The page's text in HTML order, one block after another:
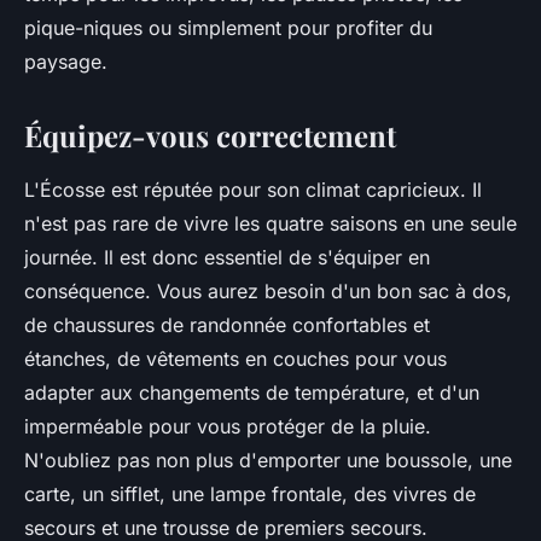
pique-niques ou simplement pour profiter du
paysage.
Équipez-vous correctement
L'Écosse est réputée pour son climat capricieux. Il
n'est pas rare de vivre les quatre saisons en une seule
journée. Il est donc essentiel de s'équiper en
conséquence. Vous aurez besoin d'un bon sac à dos,
de chaussures de randonnée confortables et
étanches, de vêtements en couches pour vous
adapter aux changements de température, et d'un
imperméable pour vous protéger de la pluie.
N'oubliez pas non plus d'emporter une boussole, une
carte, un sifflet, une lampe frontale, des vivres de
secours et une trousse de premiers secours.